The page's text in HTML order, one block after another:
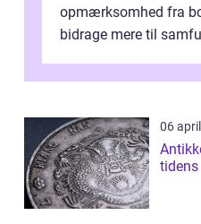
opmærksomhed fra
bidrage mere til
06